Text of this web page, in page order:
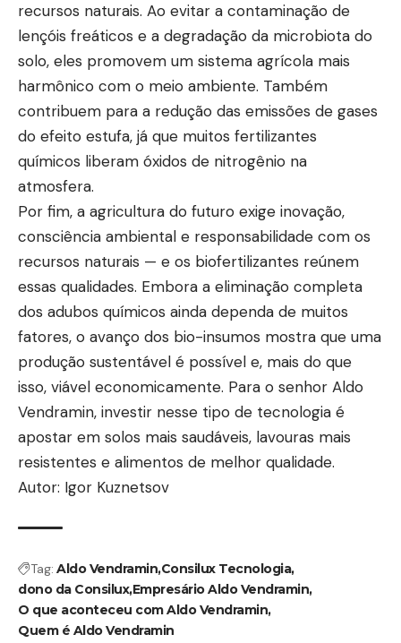
recursos naturais. Ao evitar a contaminação de
lençóis freáticos e a degradação da microbiota do
solo, eles promovem um sistema agrícola mais
harmônico com o meio ambiente. Também
contribuem para a redução das emissões de gases
do efeito estufa, já que muitos fertilizantes
químicos liberam óxidos de nitrogênio na
atmosfera.
Por fim, a agricultura do futuro exige inovação,
consciência ambiental e responsabilidade com os
recursos naturais — e os biofertilizantes reúnem
essas qualidades. Embora a eliminação completa
dos adubos químicos ainda dependa de muitos
fatores, o avanço dos bio-insumos mostra que uma
produção sustentável é possível e, mais do que
isso, viável economicamente. Para o senhor Aldo
Vendramin, investir nesse tipo de tecnologia é
apostar em solos mais saudáveis, lavouras mais
resistentes e alimentos de melhor qualidade.
Autor: Igor Kuznetsov
Tag: Aldo VendraminConsilux Tecnologia
dono da ConsiluxEmpresário Aldo Vendramin
O que aconteceu com Aldo Vendramin
Quem é Aldo Vendramin